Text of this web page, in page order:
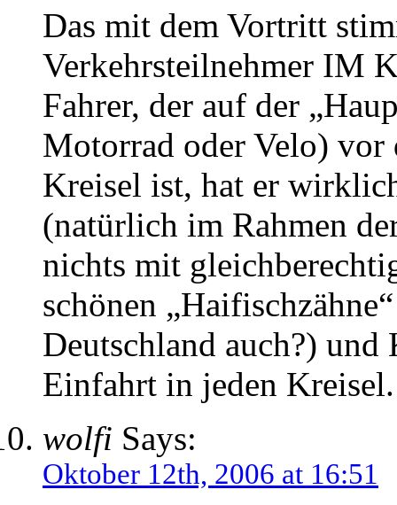
Das mit dem Vortritt
Verkehrsteilnehmer IM
Fahrer, der auf der
Motorrad oder Velo) vor
Kreisel ist, hat er
(natürlich im Rahmen
nichts mit
schönen
Deutschland auch?)
Einfahrt in jeden Kreisel.
wolfi Says:
Oktober 12th, 2006 at 16:51